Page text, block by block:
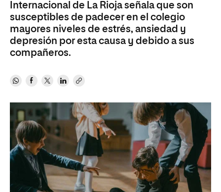
Internacional de La Rioja señala que son
susceptibles de padecer en el colegio
mayores niveles de estrés, ansiedad y
depresión por esta causa y debido a sus
compañeros.